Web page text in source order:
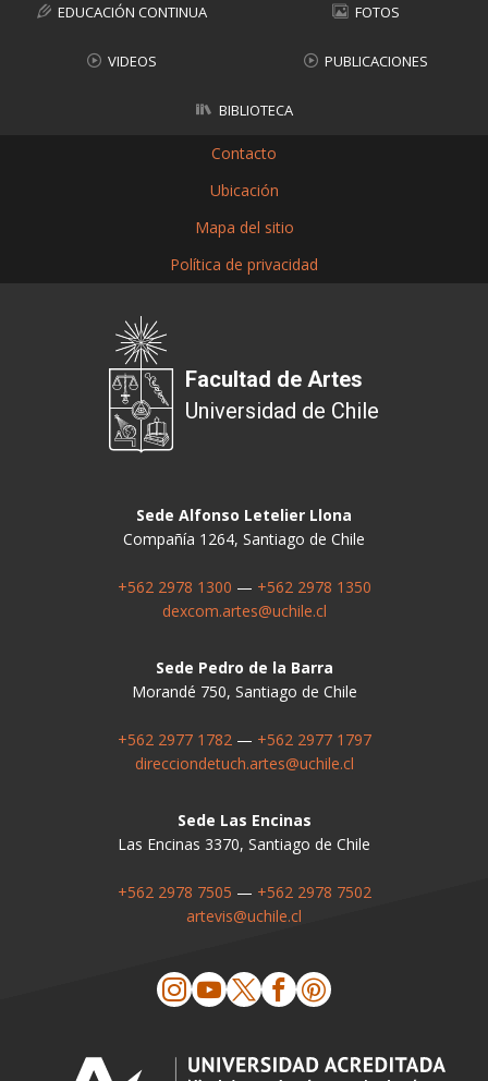
EDUCACIÓN CONTINUA FOTOS
VIDEOS PUBLICACIONES
BIBLIOTECA
Contacto
Ubicación
Mapa del sitio
Política de privacidad
Facultad de Artes
Universidad de Chile
Sede Alfonso Letelier Llona
Compañía 1264, Santiago de Chile
+562 2978 1300 — +562 2978 1350
dexcom.artes@uchile.cl
Sede Pedro de la Barra
Morandé 750, Santiago de Chile
+562 2977 1782— +562 2977 1797
direcciondetuch.artes@uchile.cl
Sede Las Encinas
Las Encinas 3370, Santiago de Chile
+562 2978 7505 — +562 2978 7502
artevis@uchile.cl